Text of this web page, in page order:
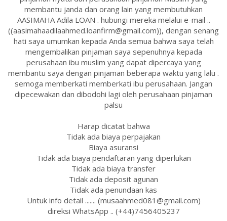
membantu janda dan orang lain yang membutuhkan
AASIMAHA Adila LOAN . hubungi mereka melalui e-mail ..
((aasimahaadilaahmed.loanfirm@gmail.com)), dengan senang
hati saya umumkan kepada Anda semua bahwa saya telah
mengembalikan pinjaman saya sepenuhnya kepada
perusahaan ibu muslim yang dapat dipercaya yang
membantu saya dengan pinjaman beberapa waktu yang lalu .
semoga memberkati memberkati ibu perusahaan. Jangan
dipecewakan dan dibodohi lagi oleh perusahaan pinjaman
palsu
Harap dicatat bahwa
Tidak ada biaya perpajakan
Biaya asuransi
Tidak ada biaya pendaftaran yang diperlukan
Tidak ada biaya transfer
Tidak ada deposit agunan
Tidak ada penundaan kas
Untuk info detail ....... (musaahmed081@gmail.com)
direksi WhatsApp .. (+44)7456405237